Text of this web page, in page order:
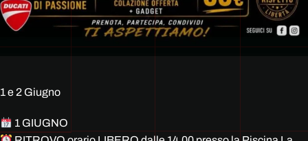
1 e 2 Giugno
1 GIUGNO